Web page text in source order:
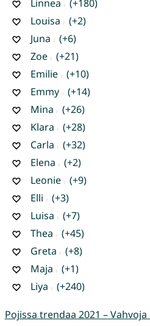
Linnea
(+180)
Louisa
(+2)
Juna
(+6)
Zoe
(+21)
Emilie
(+10)
Emmy
(+14)
Mina
(+26)
Klara
(+28)
Carla
(+32)
Elena
(+2)
Leonie
(+9)
Elli
(+3)
Luisa
(+7)
Thea
(+45)
Greta
(+8)
Maja
(+1)
Liya
(+240)
Pojissa trendaa 2021 –